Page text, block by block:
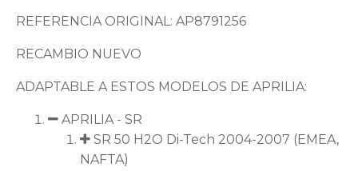
REFERENCIA ORIGINAL: AP8791256
RECAMBIO NUEVO
ADAPTABLE A ESTOS MODELOS DE APRILIA:
APRILIA - SR
SR 50 H2O Di-Tech 2004-2007 (EMEA,
NAFTA)